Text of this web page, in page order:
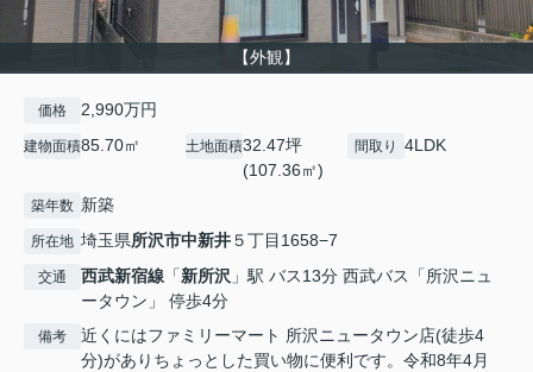
【外観】
価格 2,990万円
建物面積85.70㎡ 土地面積32.47坪
(107.36㎡)
間取り 4LDK
築年数 新築
所在地 埼玉県所沢市中新井５丁目1658−7
交通 西武新宿線 「新所沢 」駅 バス13分 西武バス「所沢ニュ
ータウン」 停歩4分
備考
近くにはファミリーマート 所沢ニュータウン店(徒歩4
分)がありちょっとした買い物に便利です。令和8年4月